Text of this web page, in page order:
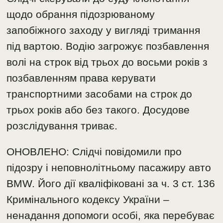
щодо обрання підозрюваному
запобіжного заходу у вигляді тримання
під вартою. Водію загрожує позбавлення
волі на строк від трьох до восьми років з
позбавленням права керувати
транспортними засобами на строк до
трьох років або без такого. Досудове
розслідування триває.
ОНОВЛЕНО: Слідчі повідомили про
підозру і неповнолітньому пасажиру авто
BMW. Його дії кваліфіковані за ч. 3 ст. 136
Кримінального кодексу України –
ненадання допомоги особі, яка перебуває